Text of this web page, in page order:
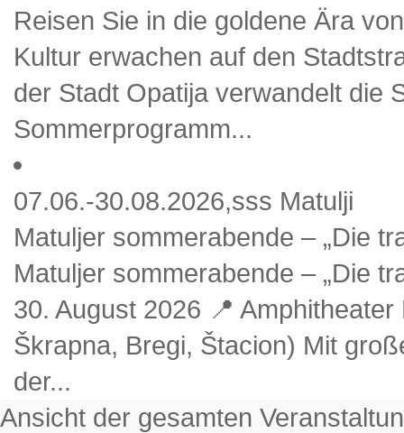
Reisen Sie in die goldene Ära
Kultur erwachen auf den
der Stadt Opatija verwandelt die
Sommerprogramm...
07.06.-30.08.2026,sss Matulji
Matuljer sommerabende – „Die
Matuljer sommerabende – „Die
30. August 2026 📍
Škrapna, Bregi, Štacion) Mit
der...
Ansicht der gesamten